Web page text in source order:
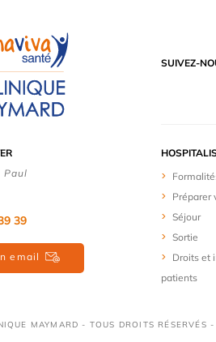
SUIVEZ-
Paul
39
email
Préparer
Séjour
Sortie
Droits et
patients
MAYMARD - TOUS DROITS